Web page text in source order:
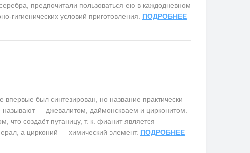
предпочитали пользоваться ею в каждодневном
условий приготовления. ПОДРОБНЕЕ
был синтезирован, но название практически
— джевалитом, даймонскваем и цирконитом.
создаёт путаницу, т. к. фианит является
а цирконий — химический элемент. ПОДРОБНЕЕ